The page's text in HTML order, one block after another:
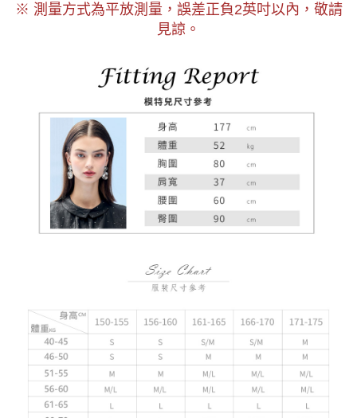
※ 測量方式為平放測量，誤差正負2英吋以內，敬請
見諒。